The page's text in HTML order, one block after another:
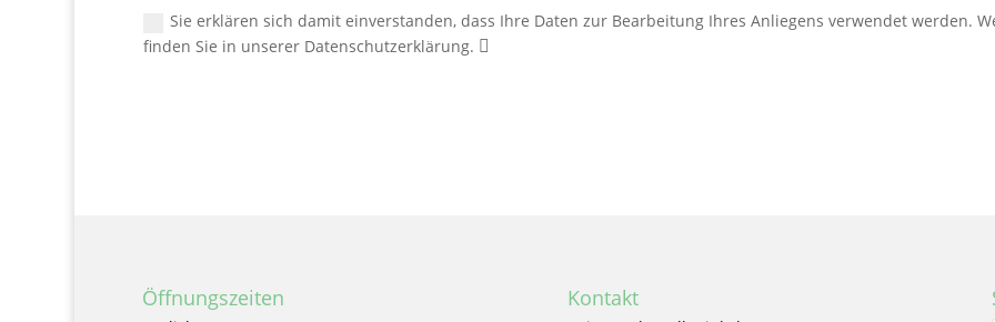
Sie erklären sich damit einverstanden, dass Ihre Daten zur Bearbeitung Ihres Anliegens verwendet werden.
finden Sie in unserer Datenschutzerklärung.
Öffnungszeiten Kontakt